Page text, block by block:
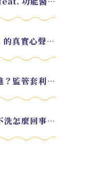
EP.219 從銀行高管轉職幣圈 KOL 的真實心聲 feat.龜大
EP.217 美元穩定幣未來會如何演進？監管套利終將收斂？feat. 研究員 余哲安
EP.213 川普大攪局：袋鼠市上沖下洗怎麼回事？feat. Alvin